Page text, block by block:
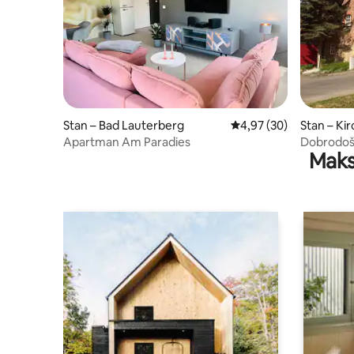
Stan – Bad Lauterberg Prosječna ocjena:
4,97 (30)
Apartman Am Paradies
Stan –